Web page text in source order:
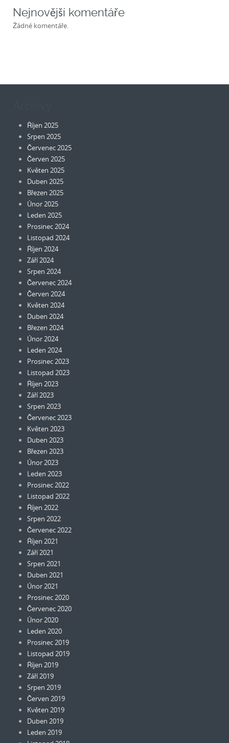
Nejnovější komentáře
Žádné komentáře.
Říjen 2025
Srpen 2025
Červenec 2025
Červen 2025
Květen 2025
Duben 2025
Březen 2025
Únor 2025
Leden 2025
Prosinec 2024
Listopad 2024
Říjen 2024
Září 2024
Srpen 2024
Červenec 2024
Červen 2024
Květen 2024
Duben 2024
Březen 2024
Únor 2024
Leden 2024
Prosinec 2023
Listopad 2023
Říjen 2023
Září 2023
Srpen 2023
Červenec 2023
Květen 2023
Duben 2023
Březen 2023
Únor 2023
Leden 2023
Prosinec 2022
Listopad 2022
Říjen 2022
Srpen 2022
Červenec 2022
Říjen 2021
Září 2021
Srpen 2021
Duben 2021
Únor 2021
Prosinec 2020
Červenec 2020
Únor 2020
Leden 2020
Prosinec 2019
Listopad 2019
Říjen 2019
Září 2019
Srpen 2019
Červen 2019
Květen 2019
Duben 2019
Leden 2019